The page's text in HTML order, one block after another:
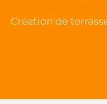
Création de